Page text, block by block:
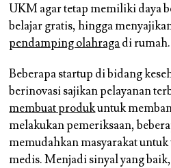
UKM agar tetap memiliki daya
belajar gratis, hingga
pendamping olahragadi rumah.
Beberapa startup di bidang
berinovasi sajikan pelayanan
membuat produkuntuk
melakukan pemeriksaan,
memudahkan masyarakat
medis. Menjadi sinyal yang